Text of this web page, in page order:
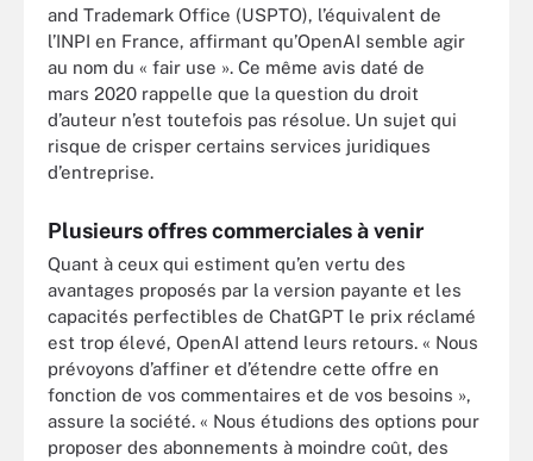
and Trademark Office (USPTO), l’équivalent de
l’INPI en France, affirmant qu’OpenAI semble agir
au nom du « fair use ». Ce même avis daté de
mars 2020 rappelle que la question du droit
d’auteur n’est toutefois pas résolue. Un sujet qui
risque de crisper certains services juridiques
d’entreprise.
Plusieurs offres commerciales à venir
Quant à ceux qui estiment qu’en vertu des
avantages proposés par la version payante et les
capacités perfectibles de ChatGPT le prix réclamé
est trop élevé, OpenAI attend leurs retours. « Nous
prévoyons d’affiner et d’étendre cette offre en
fonction de vos commentaires et de vos besoins »,
assure la société. « Nous étudions des options pour
proposer des abonnements à moindre coût, des